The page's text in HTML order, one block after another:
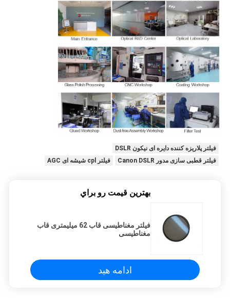
فیلتر پلاریزه کننده دایره ای نیکون DSLR
فیلتر قطبی سازی مدور Canon DSLR
فیلتر cpl شیشه ای AGC
بهترين قيمت رو براي
فیلتر مغناطیسی قاب 62 میلیمتری قاب
مغناطیسی
ادامه هید